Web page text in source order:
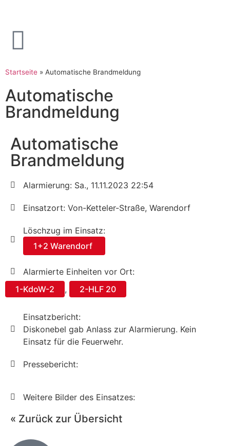
Startseite » Automatische Brandmeldung
Automatische
Brandmeldung
Automatische
Brandmeldung
Alarmierung: Sa., 11.11.2023 22:54
Einsatzort: Von-Ketteler-Straße, Warendorf
Löschzug im Einsatz:
1+2 Warendorf
Alarmierte Einheiten vor Ort:
1-KdoW-2
, 2-HLF 20
Einsatzbericht:
Diskonebel gab Anlass zur Alarmierung. Kein
Einsatz für die Feuerwehr.
Pressebericht:
Weitere Bilder des Einsatzes:
« Zurück zur Übersicht